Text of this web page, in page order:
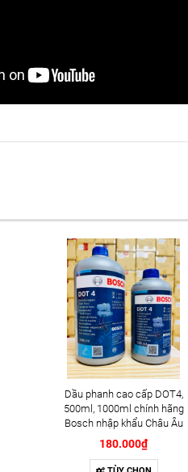
Dầu phanh cao cấp DOT4,
500ml, 1000ml chính hãng
Bosch nhập khẩu Châu Âu
180.000₫